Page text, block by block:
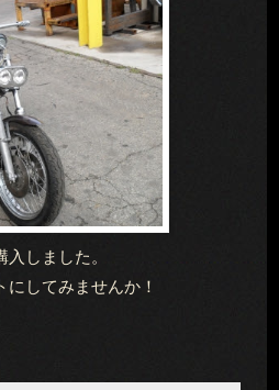
しました。
してみませんか！